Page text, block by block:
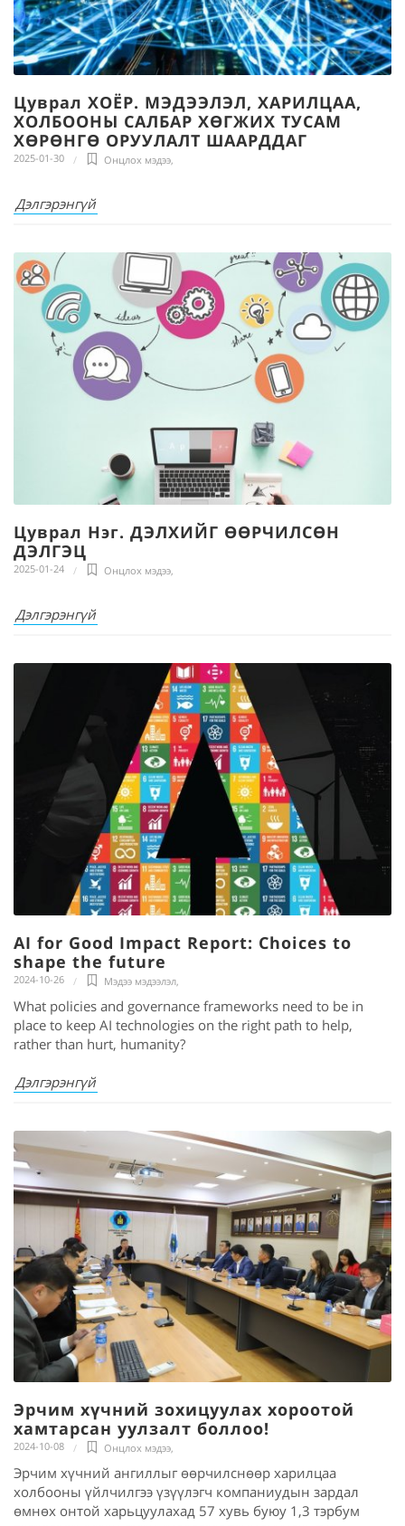
Цуврал ХОЁР. МЭДЭЭЛЭЛ, ХАРИЛЦАА,
ХОЛБООНЫ САЛБАР ХӨГЖИХ ТУСАМ
ХӨРӨНГӨ ОРУУЛАЛТ ШААРДДАГ
2025-01-30 Онцлох мэдээ,
Дэлгэрэнгүй
Цуврал Нэг. ДЭЛХИЙГ ӨӨРЧИЛСӨН
ДЭЛГЭЦ
2025-01-24 Онцлох мэдээ,
Дэлгэрэнгүй
AI for Good Impact Report: Choices to
shape the future
2024-10-26 Мэдээ мэдээлэл,
What policies and governance frameworks need to be in
place to keep AI technologies on the right path to help,
rather than hurt, humanity?
Дэлгэрэнгүй
Эрчим хүчний зохицуулах хороотой
хамтарсан уулзалт боллоо!
2024-10-08 Онцлох мэдээ,
Эрчим хүчний ангиллыг өөрчилснөөр харилцаа
холбооны үйлчилгээ үзүүлэгч компаниудын зардал
өмнөх онтой харьцуулахад 57 хувь буюу 1,3 тэрбум